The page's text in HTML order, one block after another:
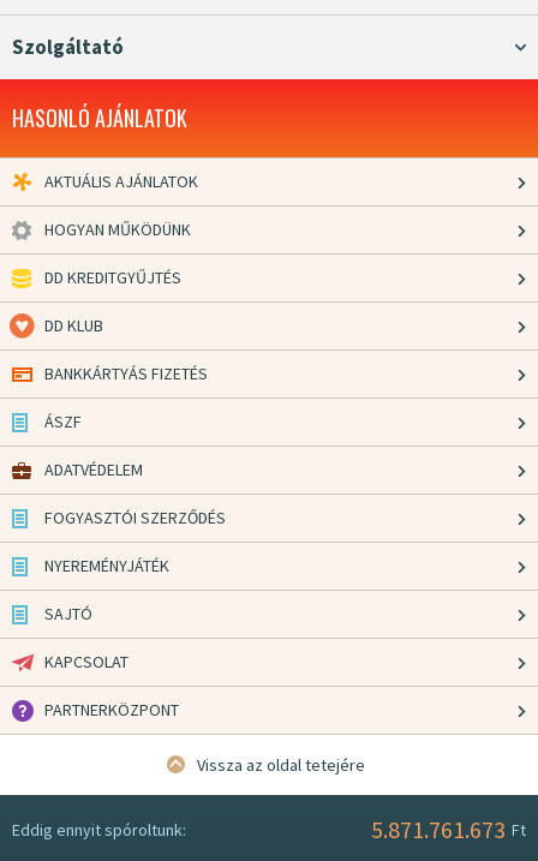
Szolgáltató
HASONLÓ AJÁNLATOK
AKTUÁLIS AJÁNLATOK
HOGYAN MŰKÖDÜNK
DD KREDITGYŰJTÉS
DD KLUB
BANKKÁRTYÁS FIZETÉS
ÁSZF
ADATVÉDELEM
FOGYASZTÓI SZERZŐDÉS
NYEREMÉNYJÁTÉK
SAJTÓ
KAPCSOLAT
PARTNERKÖZPONT
Vissza az oldal tetejére
Eddig ennyit spóroltunk: 5.871.761.673 Ft